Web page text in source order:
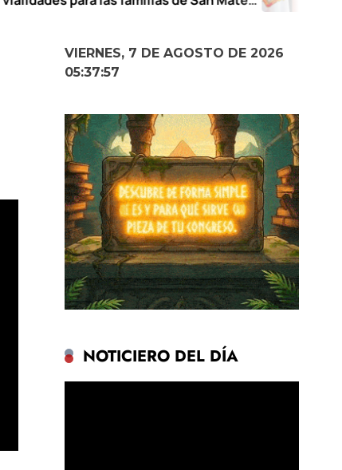
VIERNES, 7 DE AGOSTO DE 2026
05:37:58
NOTICIERO DEL DÍA